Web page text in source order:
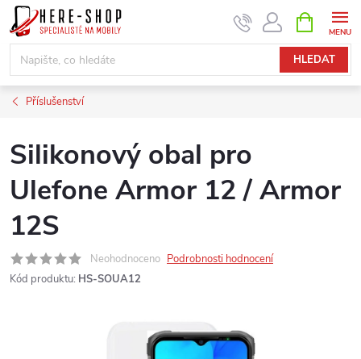
Přejít
na
obsah
HLEDAT
NÁKUPNÍ
KOŠÍK
Příslušenství
Silikonový obal pro
Ulefone Armor 12 / Armor
12S
Neohodnoceno Podrobnosti hodnocení
Kód produktu: HS-SOUA12